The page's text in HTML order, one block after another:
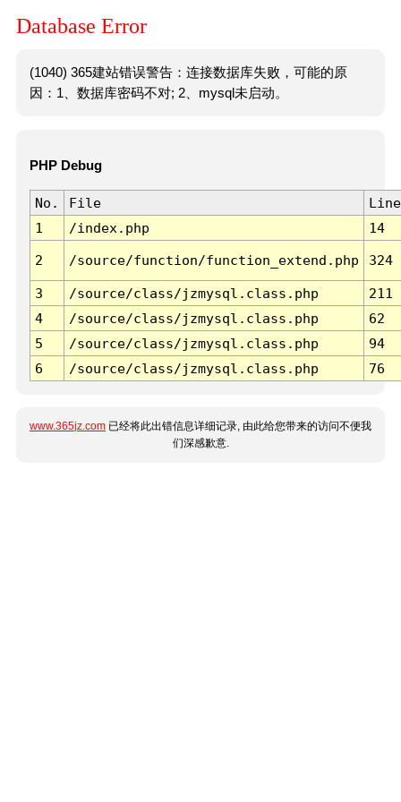
Database Error
(1040) 365建站错误警告：连接数据库失败，可能的原
因：1、数据库密码不对; 2、mysql未启动。
PHP Debug
No. File
Line
1
/index.php 14
2 /source/function/function_extend.php 324
3 /source/class/jzmysql.class.php
211
4
/source/class/jzmysql.class.php
62
5
/source/class/jzmysql.class.php
94
6
/source/class/jzmysql.class.php 76
www.365jz.com 已经将此出错信息详细记录, 由此给您带来的访问不便我
们深感歉意.